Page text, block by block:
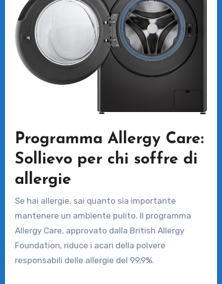
Programma Allergy Care:
Sollievo per chi soffre di
allergie
Se hai allergie, sai quanto sia importante
mantenere un ambiente pulito. Il programma
Allergy Care, approvato dalla British Allergy
Foundation, riduce i acari della polvere
responsabili delle allergie del 99,9%.